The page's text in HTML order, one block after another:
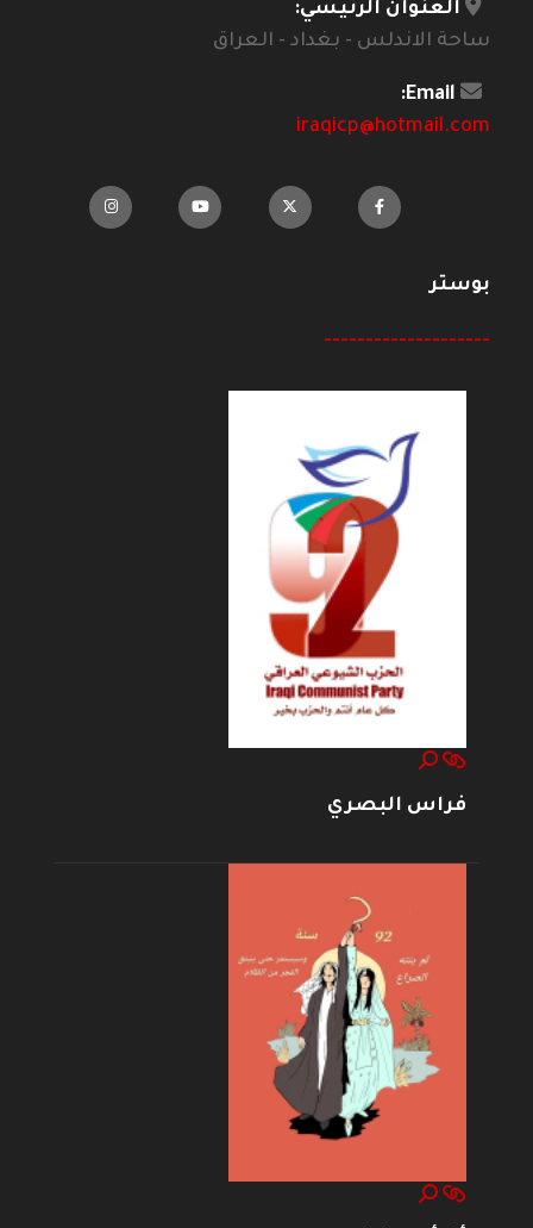
العنوان الرئيسي:
ساحة الاندلس - بغداد - العراق
Email:
iraqicp@hotmail.com
بوستر
--------------------
فراس البصري